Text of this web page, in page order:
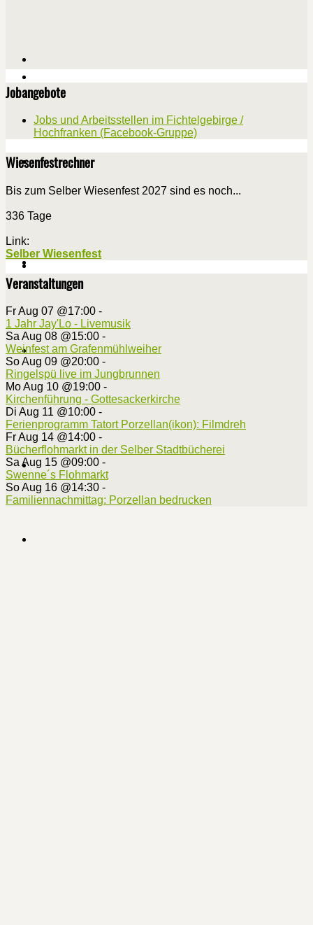
Jobangebote
Jobs und Arbeitsstellen im Fichtelgebirge /
Hochfranken (Facebook-Gruppe)
Wiesenfestrechner
Bis zum Selber Wiesenfest 2027 sind es noch...
336 Tage
Link:
Selber Wiesenfest
Veranstaltungen
Fr Aug 07 @17:00 -
1 Jahr Jay'Lo - Livemusik
Sa Aug 08 @15:00 -
Weinfest am Grafenmühlweiher
So Aug 09 @20:00 -
Ringelspü live im Jungbrunnen
Mo Aug 10 @19:00 -
Kirchenführung - Gottesackerkirche
Di Aug 11 @10:00 -
Ferienprogramm Tatort Porzellan(ikon): Filmdreh
Fr Aug 14 @14:00 -
Bücherflohmarkt in der Selber Stadtbücherei
Sa Aug 15 @09:00 -
Swenne´s Flohmarkt
So Aug 16 @14:30 -
Familiennachmittag: Porzellan bedrucken